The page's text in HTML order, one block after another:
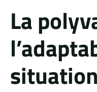
La